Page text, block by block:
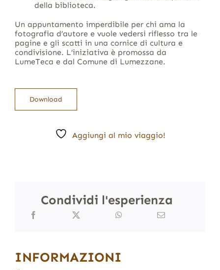
della biblioteca.
Un appuntamento imperdibile per chi ama la
fotografia d’autore e vuole vedersi riflesso tra le
pagine e gli scatti in una cornice di cultura e
condivisione. L’iniziativa è promossa da
LumeTeca e dal Comune di Lumezzane.
Download
Aggiungi al mio viaggio!
Condividi l'esperienza
INFORMAZIONI